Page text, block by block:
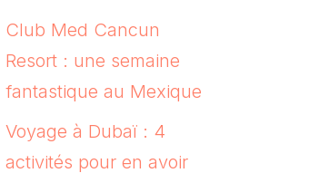
Club Med Cancun
Resort : une semaine
fantastique au Mexique
Voyage à Dubaï : 4
activités pour en avoir